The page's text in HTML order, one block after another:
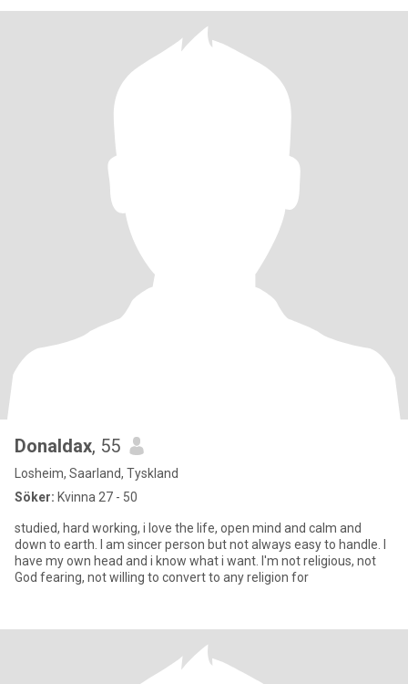
Donaldax, 55
Losheim, Saarland, Tyskland
Söker: Kvinna 27 - 50
studied, hard working, i love the life, open mind and calm and
down to earth. I am sincer person but not always easy to handle. I
have my own head and i know what i want. I'm not religious, not
God fearing, not willing to convert to any religion for